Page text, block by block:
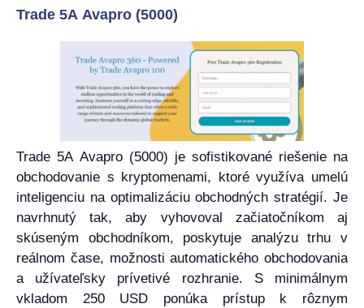
Trade 5A Avapro (5000)
Trade 5A Avapro (5000) je sofistikované riešenie na
obchodovanie s kryptomenami, ktoré využíva umelú
inteligenciu na optimalizáciu obchodných stratégií. Je
navrhnutý tak, aby vyhovoval začiatočníkom aj
skúseným obchodníkom, poskytuje analýzu trhu v
reálnom čase, možnosti automatického obchodovania
a užívateľsky prívetivé rozhranie. S minimálnym
vkladom 250 USD ponúka prístup k rôznym